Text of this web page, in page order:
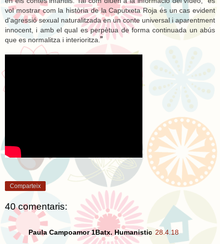
vol mostrar com la història de la Caputxeta Roja és un cas evident
d'agressió sexual naturalitzada en un conte universal i aparentment
innocent, i amb el qual es perpètua de forma continuada un abús
que es normalitza i interioritza.”
Comparteix
40 comentaris:
Paula Campoamor 1Batx. Humanistic 28.4.18